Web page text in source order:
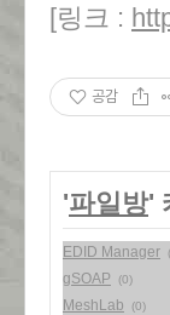
[링크 :
공감
'파일방'
EDID Manager
gSOAP (0)
MeshLab (0)